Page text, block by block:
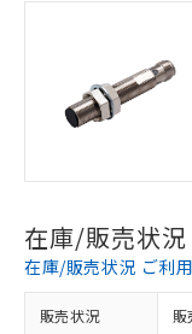
在庫/販売状況
在庫/販売状況 ご利
販売状況 販